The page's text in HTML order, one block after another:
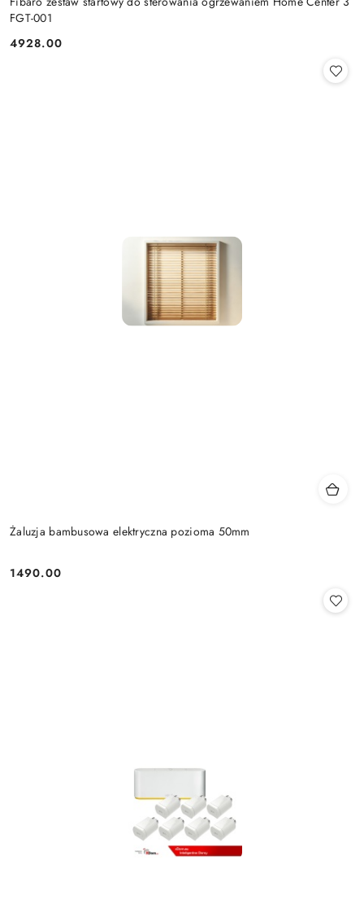
FGT-001
Cena:
4928.00
Żaluzja bambusowa elektryczna pozioma 50mm
Cena:
1490.00